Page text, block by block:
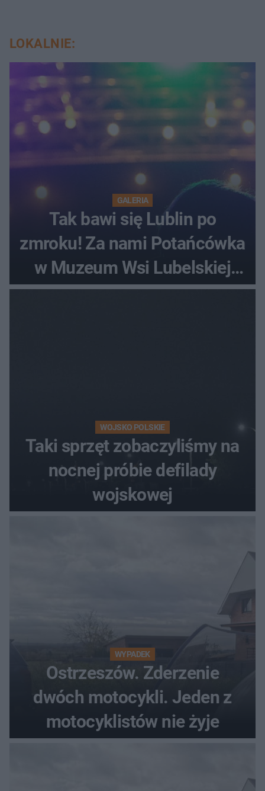
LOKALNIE:
GALERIA
Tak bawi się Lublin po
zmroku! Za nami Potańcówka
w Muzeum Wsi Lubelskiej
[ZDJĘCIA]
WOJSKO POLSKIE
Taki sprzęt zobaczyliśmy na
nocnej próbie defilady
wojskowej
WYPADEK
Ostrzeszów. Zderzenie
dwóch motocykli. Jeden z
motocyklistów nie żyje